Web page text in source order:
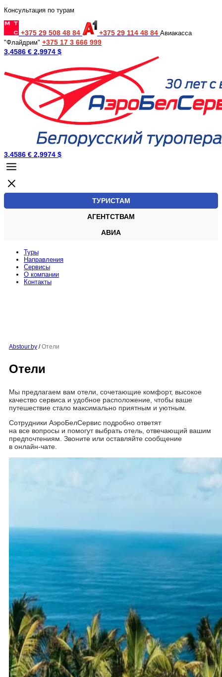
Консультация по турам
+375 29 508 48 84 +375 29 114 48 84 Авиакасса
"Флайдрим" +375 17 3 666 999
3,4586 € 2,9974 $
3,4586 € 2,9974 $
ТУРИСТАМ
АГЕНТСТВАМ
АВИА
Туры
Направления
Сервисы
O компании
Контакты
Abstour.by / Отели
Отели
Мы предлагаем вам отели, сочетающие комфорт, высокое
качество сервиса и удобное расположение, чтобы ваше
путешествие стало максимально приятным и уютным.
Сотрудники АэроБелСервис подробно ответят
на все вопросы и помогут выбрать отель, отвечающий вашим
предпочтениям. Звоните или оставляйте сообщение
в онлайн-чате.